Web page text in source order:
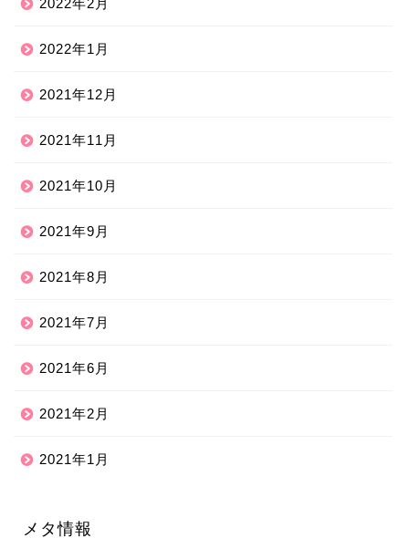
2022年1月
2021年12月
2021年11月
2021年10月
2021年9月
2021年8月
2021年7月
2021年6月
2021年2月
2021年1月
メタ情報